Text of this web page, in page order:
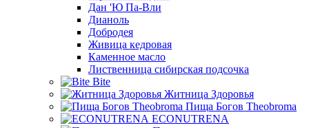
Дан 'Ю Па-Вли
Дианоль
Добродея
Живица кедровая
Каменное масло
Лиственница сибирская подсочка
Bite
Житница Здоровья
Пища Богов Theobroma
ECONUTRENA